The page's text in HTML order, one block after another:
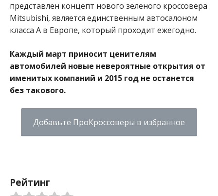
представлен концепт нового зеленого кроссовера
Mitsubishi, является единственным автосалоном
класса А в Европе, который проходит ежегодно.
Каждый март приносит ценителям
автомобилей новые невероятные открытия от
именитых компаний и 2015 год не останется
без такового.
Добавьте ПроКроссоверы в избранное
Рейтинг